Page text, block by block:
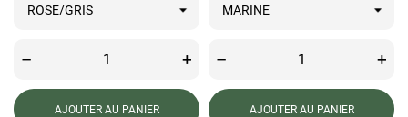
– +
AJOUTER AU PANIER
– +
AJOUTER AU PANIER